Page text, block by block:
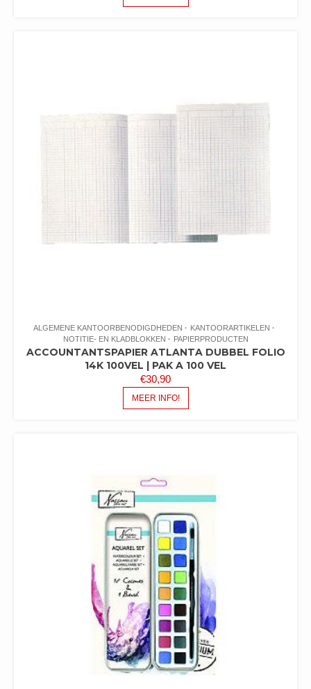
ALGEMENE KANTOORBENODIGDHEDEN
KANTOORARTIKELEN
NOTITIE- EN KLADBLOKKEN
PAPIERPRODUCTEN
ACCOUNTANTSPAPIER ATLANTA DUBBEL FOLIO
14K 100VEL | PAK A 100 VEL
€30,90
MEER INFO!